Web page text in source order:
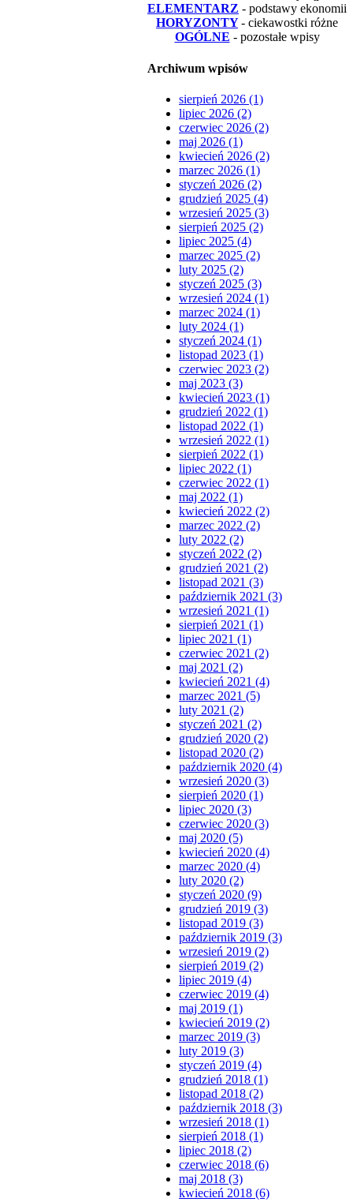
ELEMENTARZ - podstawy ekonomii
HORYZONTY - ciekawostki różne
OGÓLNE - pozostałe wpisy
Archiwum wpisów
sierpień 2026 (1)
lipiec 2026 (2)
czerwiec 2026 (2)
maj 2026 (1)
kwiecień 2026 (2)
marzec 2026 (1)
styczeń 2026 (2)
grudzień 2025 (4)
wrzesień 2025 (3)
sierpień 2025 (2)
lipiec 2025 (4)
marzec 2025 (2)
luty 2025 (2)
styczeń 2025 (3)
wrzesień 2024 (1)
marzec 2024 (1)
luty 2024 (1)
styczeń 2024 (1)
listopad 2023 (1)
czerwiec 2023 (2)
maj 2023 (3)
kwiecień 2023 (1)
grudzień 2022 (1)
listopad 2022 (1)
wrzesień 2022 (1)
sierpień 2022 (1)
lipiec 2022 (1)
czerwiec 2022 (1)
maj 2022 (1)
kwiecień 2022 (2)
marzec 2022 (2)
luty 2022 (2)
styczeń 2022 (2)
grudzień 2021 (2)
listopad 2021 (3)
październik 2021 (3)
wrzesień 2021 (1)
sierpień 2021 (1)
lipiec 2021 (1)
czerwiec 2021 (2)
maj 2021 (2)
kwiecień 2021 (4)
marzec 2021 (5)
luty 2021 (2)
styczeń 2021 (2)
grudzień 2020 (2)
listopad 2020 (2)
październik 2020 (4)
wrzesień 2020 (3)
sierpień 2020 (1)
lipiec 2020 (3)
czerwiec 2020 (3)
maj 2020 (5)
kwiecień 2020 (4)
marzec 2020 (4)
luty 2020 (2)
styczeń 2020 (9)
grudzień 2019 (3)
listopad 2019 (3)
październik 2019 (3)
wrzesień 2019 (2)
sierpień 2019 (2)
lipiec 2019 (4)
czerwiec 2019 (4)
maj 2019 (1)
kwiecień 2019 (2)
marzec 2019 (3)
luty 2019 (3)
styczeń 2019 (4)
grudzień 2018 (1)
listopad 2018 (2)
październik 2018 (3)
wrzesień 2018 (1)
sierpień 2018 (1)
lipiec 2018 (2)
czerwiec 2018 (6)
maj 2018 (3)
kwiecień 2018 (6)